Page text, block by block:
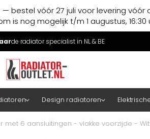
bestel vóór 27 juli voor levering vóór
is nog mogelijk t/m 1 augustus, 16:30
de radiator specialist in NL & BE
Design radiatoren
6 aansluitingen - vlakke voorzijde - Wit